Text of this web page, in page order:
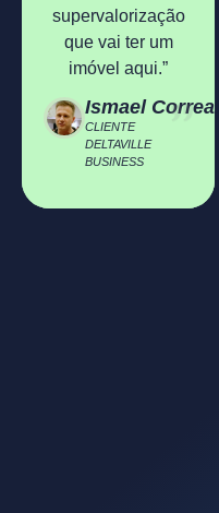
supervalorização
que vai ter um
imóvel aqui.”
Ismael Correa
CLIENTE
DELTAVILLE
BUSINESS